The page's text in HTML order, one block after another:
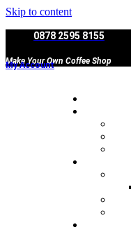
Skip to content
0878 2595 8155
Make Your Own Coffee Shop
My Account